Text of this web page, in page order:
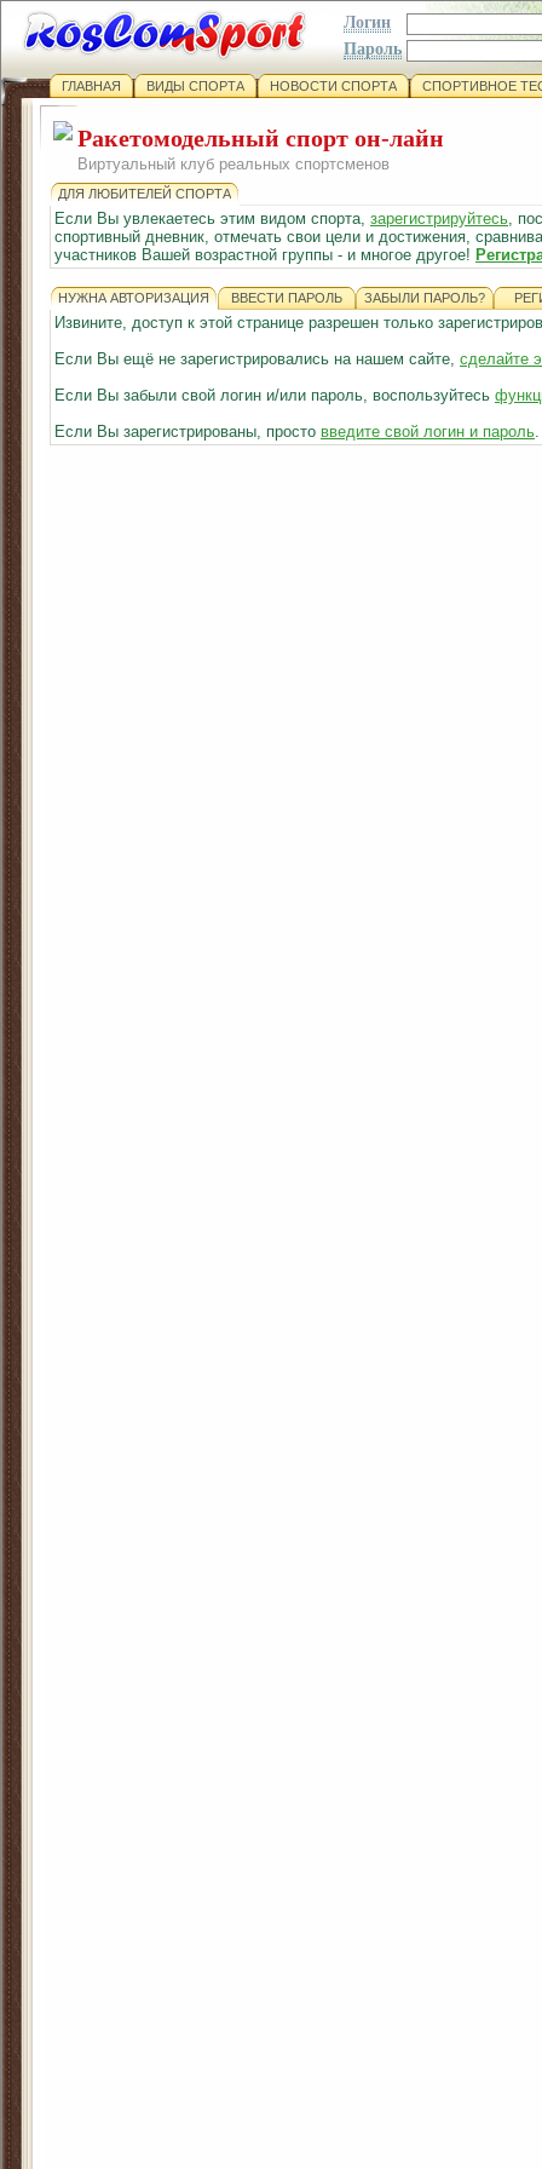
Логин
Пароль
ГЛАВНАЯ ВИДЫ СПОРТА НОВОСТИ СПОРТА СПОРТИВНОЕ
Ракетомодельный спорт он-лайн
Виртуальный клуб реальных спортсменов
ДЛЯ ЛЮБИТЕЛЕЙ СПОРТА
Если Вы увлекаетесь этим видом спорта, зарегистрируйтесь,
спортивный дневник, отмечать свои цели и достижения,
участников Вашей возрастной группы - и многое другое!
НУЖНА АВТОРИЗАЦИЯ ВВЕСТИ ПАРОЛЬ ЗАБЫЛИ ПАРОЛЬ?
Извините, доступ к этой странице разрешен только
Если Вы ещё не зарегистрировались на нашем сайте, сделайте
Если Вы забыли свой логин и/или пароль, воспользуйтесь
Если Вы зарегистрированы, просто введите свой логин и пароль.